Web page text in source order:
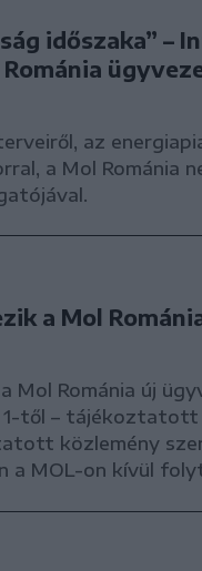
időszaka” –
az
a Mol Románia
a Mol
Mol Románia új
1-től –
közlemény
a MOL-on kívül